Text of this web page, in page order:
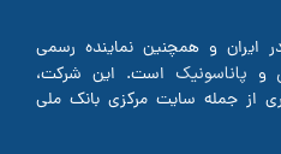
ایران و همچنین نماینده رسمی
و پاناسونیک است. این شرکت،
از جمله سایت مرکزی بانک ملی